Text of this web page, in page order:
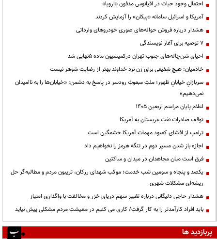
احتمال وجود حیات در اقیانوس مدفون «اروپا»
آمریکا و اسرائیل سامانه «پیکان» را آزمایش کردند
هشدار درباره فروش حواله‌های صوری خودروهای وارداتی
۷ توصیه برای آغاز نویسندگی
احیای شن‌چاله‌های جنوب تهران درکمیسیون ماده ۵نهایی شد
خادمیان: هیچ شفیعی برای زن نزد خداوند بهتر از رضایت شوهر نیست
سربازانِ خیابانِ ظهور؛ ملتِ مبعوثِ رودسر در پاسخ به دشمن: «خیابان‌ها را به ناامیدان
نمی‌دهیم»
اعلام پایان مراسم اربعین ۱۴۰۵
توقف صادرات نفت عربستان به آمریکا
ترامپ از افشای کمبود مهمات آمریکا خشمگین است
اجازه باز شدن مسیر دوم در تنگه هرمز را نخواهیم داد
فرق است میان مجاهدان در میدان و ساکتین
یکصد و پنجاه و سومین شب خدمت؛ موکب شهدای رزکان، تریبون مردم و مطالبه‌گر حل
ریشه‌ای مشکلات شهری
هشدار حاجی دلیگانی درباره تغییر سهم دریای خزر و مخالفت با واگذاری امتیاز
باید افراد کارآمدتر را به کار گرفت/ کاری می کنیم در معیشت مردم مشکلی پیش نیاید
پربازدید ها